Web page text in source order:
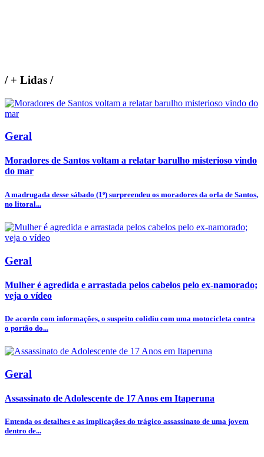
/+ Lidas /
Geral
Moradores de Santos voltam a relatar barulho misterioso vindo
do mar
A madrugada desse sábado (1º) surpreendeu os moradores da orla de Santos,
no litoral...
Geral
Mulher é agredida e arrastada pelos cabelos pelo ex-namorado;
veja o vídeo
De acordo com informações, o suspeito colidiu com uma motocicleta contra
o portão do...
Geral
Assassinato de Adolescente de 17 Anos em Itaperuna
Entenda os detalhes e as implicações do trágico assassinato de uma jovem
dentro de...